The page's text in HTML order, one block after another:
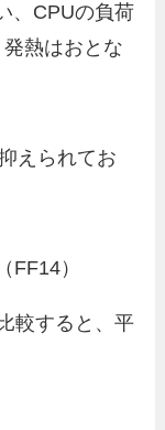
、CPUの負荷
熱はおとな
えられてお
較すると、平